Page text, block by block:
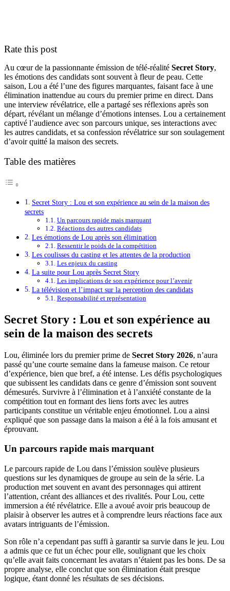
Rate this post
Au cœur de la passionnante émission de télé-réalité Secret Story,
les émotions des candidats sont souvent à fleur de peau. Cette
saison, Lou a été l’une des figures marquantes, faisant face à une
élimination inattendue au cours du premier prime en direct. Dans
une interview révélatrice, elle a partagé ses réflexions après son
départ, révélant un mélange d’émotions intenses. Lou a certainement
captivé l’audience avec son parcours unique, ses interactions avec
les autres candidats, et sa confession révélatrice sur son soulagement
d’avoir quitté la maison des secrets.
Table des matières
Secret Story : Lou et son expérience au sein de la maison des
secrets
Un parcours rapide mais marquant
Réactions des autres candidats
Les émotions de Lou après son élimination
Ressentir le poids de la compétition
Les coulisses du casting et les attentes de la production
Les enjeux du casting
La suite pour Lou après Secret Story
Les implications de son expérience pour l’avenir
La télévision et l’impact sur la perception des candidats
Responsabilité et représentation
Secret Story : Lou et son expérience au
sein de la maison des secrets
Lou, éliminée lors du premier prime de Secret Story 2026, n’aura
passé qu’une courte semaine dans la fameuse maison. Ce retour
d’expérience, bien que bref, a été intense. Les défis psychologiques
que subissent les candidats dans ce genre d’émission sont souvent
démesurés. Survivre à l’élimination et à l’anxiété constante de la
compétition tout en formant des liens forts avec les autres
participants constitue un véritable enjeu émotionnel. Lou a ainsi
expliqué que son passage dans la maison a été à la fois amusant et
éprouvant.
Un parcours rapide mais marquant
Le parcours rapide de Lou dans l’émission soulève plusieurs
questions sur les dynamiques de groupe au sein de la série. La
production met souvent en avant des personnages qui attirent
l’attention, créant des alliances et des rivalités. Pour Lou, cette
immersion a été révélatrice. Elle a avoué avoir pris beaucoup de
plaisir à observer les autres et à comprendre leurs réactions face aux
avatars intriguants de l’émission.
Son rôle n’a cependant pas suffi à garantir sa survie dans le jeu. Lou
a admis que ce fut un échec pour elle, soulignant que les choix
qu’elle avait faits concernant les avatars n’étaient pas les bons. De sa
propre analyse, elle conclut que son élimination était presque
logique, étant donné les résultats de ses décisions.